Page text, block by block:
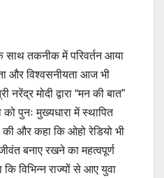
तकनीक में परिवर्तन आया
और विश्वसनीयता आज भी
नरेंद्र मोदी द्वारा “मन की बात”
पुनः मुख्यधारा में स्थापित
और कहा कि ओहो रेडियो भी
बनाए रखने का महत्वपूर्ण
विभिन्न राज्यों से आए युवा